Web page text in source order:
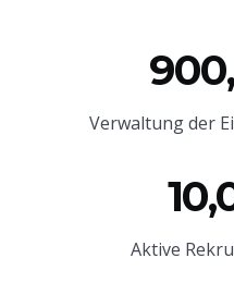
Verwaltung der
Aktive